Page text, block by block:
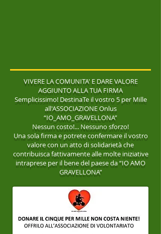
VIVERE LA COMUNITA' E DARE VALORE
AGGIUNTO ALLA TUA FIRMA
Semplicissimo! DestinaTe il vostro 5 per Mille
all'ASSOCIAZIONE Onlus
“IO_AMO_GRAVELLONA”
Nessun costo!... Nessuno sforzo!
Una sola firma e potrete confermare il vostro
valore con un atto di solidarietà che
contribuisca fattivamente alle molte iniziative
intraprese per il bene del paese da “IO AMO
GRAVELLONA”